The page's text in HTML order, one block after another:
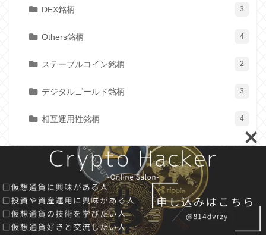
DEX銘柄 3
Others銘柄 4
ステーブルコイン銘柄 2
デジタルゴールド銘柄 3
相互運用性銘柄 4